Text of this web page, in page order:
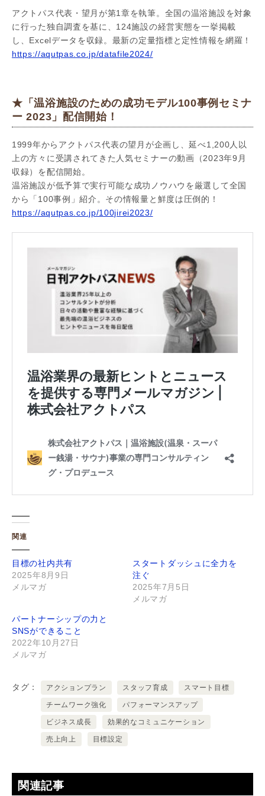
アクトパス代表・望月が第1章を執筆。全国の温浴施設を対象
に行った独自調査を基に、124施設の経営実態を一挙掲載
し、Excelデータを収録。最新の定量指標と定性情報を網羅！
https://aqutpas.co.jp/datafile2024/
★「温浴施設のための成功モデル100事例セミナ
ー 2023」配信開始！
1999年からアクトパス代表の望月が企画し、延べ1,200人以
上の方々に受講されてきた人気セミナーの動画（2023年9月
収録）を配信開始。
温浴施設が低予算で実行可能な成功ノウハウを厳選して全国
から「100事例」紹介。その情報量と鮮度は圧倒的！
https://aqutpas.co.jp/100jirei2023/
関連
目標の社内共有
2025年8月9日
メルマガ
スタートダッシュに全力を
注ぐ
2025年7月5日
メルマガ
パートナーシップの力と
SNSができること
2022年10月27日
メルマガ
タグ アクションプラン スタッフ育成 スマート目標
チームワーク強化 パフォーマンスアップ
ビジネス成長 効果的なコミュニケーション
売上向上 目標設定
関連記事